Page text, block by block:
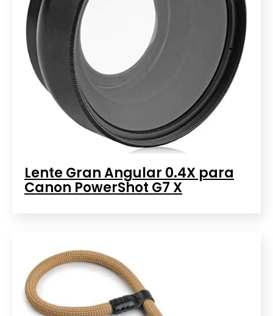
Lente Gran Angular 0.4X para
Canon PowerShot G7 X